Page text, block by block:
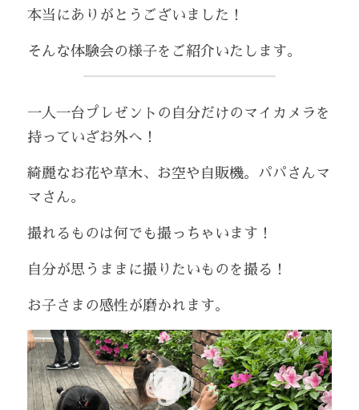
本当にありがとうございました！
そんな体験会の様子をご紹介いたします。
一人一台プレゼントの自分だけのマイカメラを
持っていざお外へ！
綺麗なお花や草木、お空や自販機。パパさんマ
マさん。
撮れるものは何でも撮っちゃいます！
自分が思うままに撮りたいものを撮る！
お子さまの感性が磨かれます。